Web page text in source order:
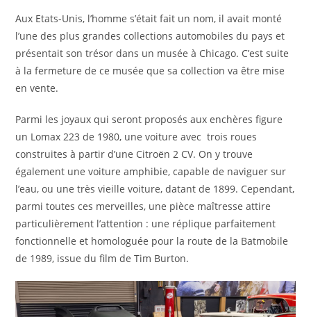
Aux Etats-Unis, l’homme s’était fait un nom, il avait monté
l’une des plus grandes collections automobiles du pays et
présentait son trésor dans un musée à Chicago. C’est suite
à la fermeture de ce musée que sa collection va être mise
en vente.
Parmi les joyaux qui seront proposés aux enchères figure
un Lomax 223 de 1980, une voiture avec trois roues
construites à partir d’une Citroën 2 CV. On y trouve
également une voiture amphibie, capable de naviguer sur
l’eau, ou une très vieille voiture, datant de 1899. Cependant,
parmi toutes ces merveilles, une pièce maîtresse attire
particulièrement l’attention : une réplique parfaitement
fonctionnelle et homologuée pour la route de la Batmobile
de 1989, issue du film de Tim Burton.